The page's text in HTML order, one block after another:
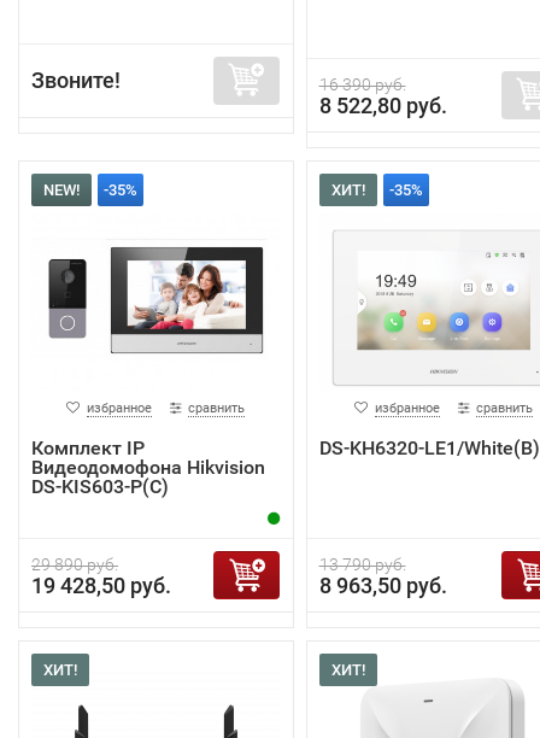
Звоните! 16 390 руб.
8 522,80 руб.
NEW! -35%
избранное сравнить
Комплект IP
Видеодомофона Hikvision
DS-KIS603-P(C)
29 890 руб.
19 428,50 руб.
ХИТ! -35%
избранное сравнить
DS-KH6320-LE1/White(B)
13 790 руб.
8 963,50 руб.
ХИТ! ХИТ!